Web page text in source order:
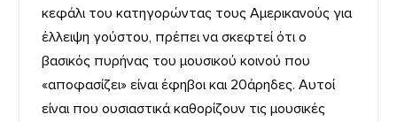
κεφάλι του κατηγορώντας τους Αμερικανούς για
έλλειψη γούστου, πρέπει να σκεφτεί ότι ο
βασικός πυρήνας του μουσικού κοινού που
«αποφασίζει» είναι έφηβοι και 20άρηδες. Αυτοί
είναι που ουσιαστικά καθορίζουν τις μουσικές